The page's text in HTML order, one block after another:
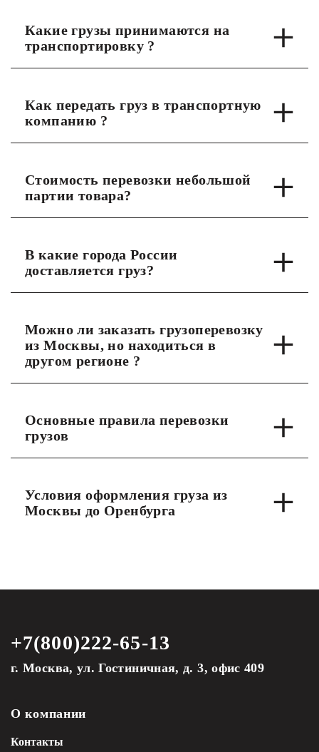
Какие грузы принимаются на
транспортировку ?
Как передать груз в транспортную
компанию ?
Стоимость перевозки небольшой
партии товара?
В какие города России
доставляется груз?
Можно ли заказать грузоперевозку
из Москвы, но находиться в
другом регионе ?
Основные правила перевозки
грузов
Условия оформления груза из
Москвы до Оренбурга
+7(800)222-65-13
г. Москва, ул. Гостиничная, д. 3, офис 409
О компании
Контакты